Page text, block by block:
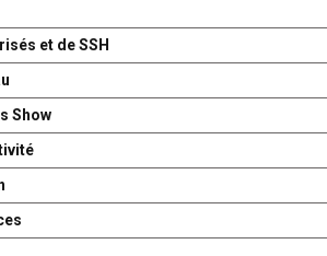
et de SSH
Show